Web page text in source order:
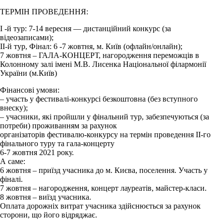
ТЕРМІН ПРОВЕДЕННЯ:
І -й тур: 7-14 вересня — дистанційний конкурс (за
відеозаписами);
ІІ-й тур, Фінал: 6 -7 жовтня, м. Київ (офлайн/онлайн);
7 жовтня – ГАЛА-КОНЦЕРТ, нагородження переможців в
Колонному залі імені М.В. Лисенка Національної філармонії
України (м.Київ)
Фінансові умови:
– участь у фестивалі-конкурсі безкоштовна (без вступного
внеску);
– учасники, які пройшли у фінальний тур, забезпечуються (за
потреби) проживанням за рахунок
організаторів фестивалю-конкурсу на термін проведення ІІ-го
фінального туру та гала-концерту
6-7 жовтня 2021 року.
А саме:
6 жовтня – приїзд учасника до м. Києва, поселення. Участь у
фіналі.
7 жовтня – нагородження, концерт лауреатів, майстер-класи.
8 жовтня – виїзд учасника.
Оплата дорожніх витрат учасника здійснюється за рахунок
сторони, що його відряджає.